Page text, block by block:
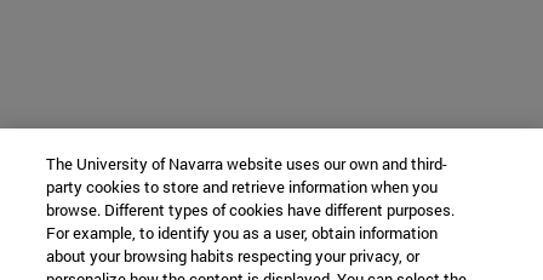
The University of Navarra website uses our own and third-
party cookies to store and retrieve information when you
browse. Different types of cookies have different purposes.
For example, to identify you as a user, obtain information
about your browsing habits respecting your privacy, or